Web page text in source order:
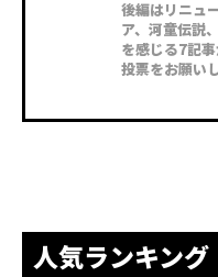
後編はリニュ
ア、河童伝説
を感じる7記
投票をお願いし
人気ランキング